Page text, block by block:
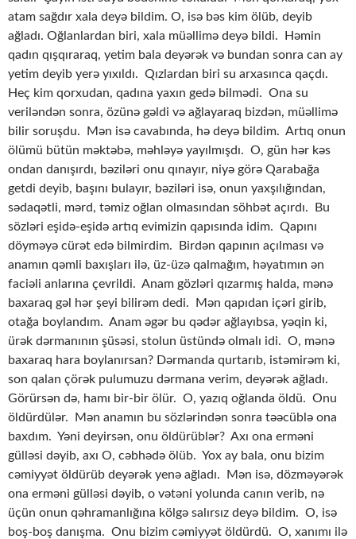
atam sağdır xala deyə bildim. O, isə bəs kim ölüb, deyib
ağladı. Oğlanlardan biri, xala müəllimə deyə bildi. Həmin
qadın qışqıraraq, yetim bala deyərək və bundan sonra can ay
yetim deyib yerə yıxıldı. Qızlardan biri su arxasınca qaçdı.
Heç kim qorxudan, qadına yaxın gedə bilmədi. Ona su
veriləndən sonra, özünə gəldi və ağlayaraq bizdən, müəllimə
bilir soruşdu. Mən isə cavabında, hə deyə bildim. Artıq onun
ölümü bütün məktəbə, məhləyə yayılmışdı. O, gün hər kəs
ondan danışırdı, bəziləri onu qınayır, niyə görə Qarabağa
getdi deyib, başını bulayır, bəziləri isə, onun yaxşılığından,
sədaqətli, mərd, təmiz oğlan olmasından söhbət açırdı. Bu
sözləri eşidə-eşidə artıq evimizin qapısında idim. Qapını
döyməyə cürət edə bilmirdim. Birdən qapının açılması və
anamın qəmli baxışları ilə, üz-üzə qalmağım, həyatımın ən
faciəli anlarına çevrildi. Anam gözləri qızarmış halda, mənə
baxaraq gəl hər şeyi bilirəm dedi. Mən qapıdan içəri girib,
otağa boylandım. Anam əgər bu qədər ağlayıbsa, yəqin ki,
ürək dərmanının şüsəsi, stolun üstündə olmalı idi. O, mənə
baxaraq hara boylanırsan? Dərmanda qurtarıb, istəmirəm ki,
son qalan çörək pulumuzu dərmana verim, deyərək ağladı.
Görürsən də, hamı bir-bir ölür. O, yazıq oğlanda öldü. Onu
öldürdülər. Mən anamın bu sözlərindən sonra təəcüblə ona
baxdım. Yəni deyirsən, onu öldürüblər? Axı ona erməni
gülləsi dəyib, axı O, cəbhədə ölüb. Yox ay bala, onu bizim
cəmiyyət öldürüb deyərək yenə ağladı. Mən isə, dözməyərək
ona erməni gülləsi dəyib, o vətəni yolunda canın verib, nə
üçün onun qəhramanlığına kölgə salırsız deyə bildim. O, isə
boş-boş danışma. Onu bizim cəmiyyət öldürdü. O, xanımı ilə